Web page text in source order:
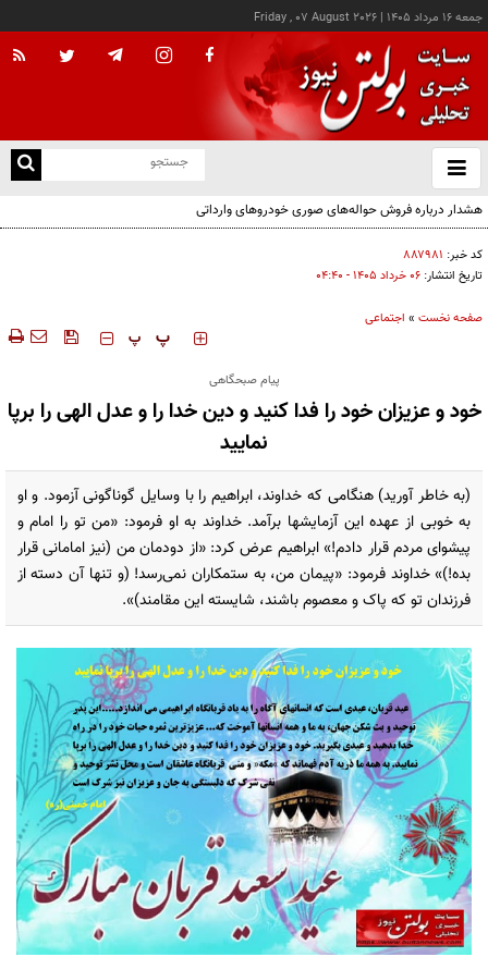
جمعه ۱۶ مرداد ۱۴۰۵ |
Friday , 07 August 2026
باز
و
هشدار درباره فروش حواله‌های صوری خودروهای وارداتی
کد خبر: ۸۸۷۹۸۱
تاریخ انتشار: ۰۶ خرداد ۱۴۰۵ - ۰۴:۴۰
صفحه نخست » اجتماعی
‍‍‍ پ پ
پیام صبحگاهی
خود و عزیزان خود را فدا کنید و دین خدا را و عدل الهی را برپا
نمایید
(به خاطر آورید) هنگامی که خداوند، ابراهیم را با وسایل گوناگونی آزمود. و او
به خوبی از عهده این آزمایشها برآمد. خداوند به او فرمود: «من تو را امام و
پیشوای مردم قرار دادم!» ابراهیم عرض کرد: «از دودمان من (نیز امامانی قرار
بده!)» خداوند فرمود: «پیمان من، به ستمکاران نمی‌رسد! (و تنها آن دسته از
فرزندان تو که پاک و معصوم باشند، شایسته این مقامند)».